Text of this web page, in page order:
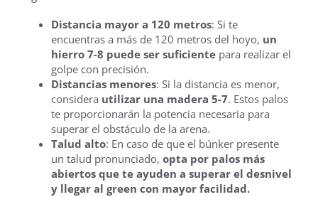
Distancia mayor a 120 metros: Si te
encuentras a más de 120 metros del hoyo, un
hierro 7-8 puede ser suficiente para realizar el
golpe con precisión.
Distancias menores: Si la distancia es menor,
considera utilizar una madera 5-7. Estos palos
te proporcionarán la potencia necesaria para
superar el obstáculo de la arena.
Talud alto: En caso de que el búnker presente
un talud pronunciado, opta por palos más
abiertos que te ayuden a superar el desnivel
y llegar al green con mayor facilidad.